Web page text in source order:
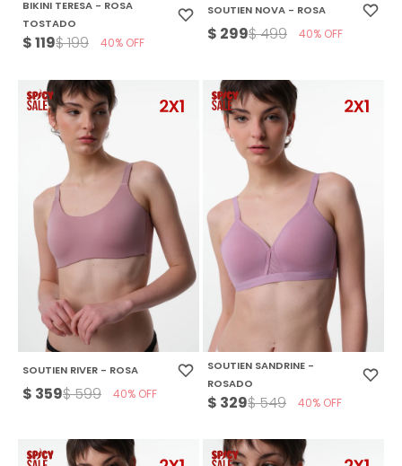
BIKINI TERESA - ROSA
TOSTADO
$119$199 40
SOUTIEN NOVA - ROSA
$ 299$499 40
SOUTIEN RIVER - ROSA
$ 359$599 40
SOUTIEN SANDRINE -
ROSADO
$ 329$549 40